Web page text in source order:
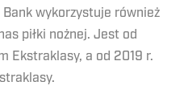
wykorzystuje również
piłki nożnej. Jest od
Ekstraklasy, a od 2019 r.